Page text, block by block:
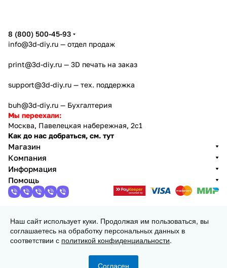
8 (800) 500-45-93
info@3d-diy.ru — отдел продаж
print@3d-diy.ru — 3D печать на заказ
support@3d-diy.ru — тех. поддержка
buh@3d-diy.ru — Бухгалтерия
Мы переехали:
Москва, Павелецкая набережная, 2с1
Как до нас добраться, см. тут
Магазин
Компания
Информация
Помощь
2013 - 2026 © 3DiY (Тридиай) - интернет-магазин
комплектующих для 3D принтеров, ЧПУ станков и
робототехники
Наш сайт использует куки. Продолжая им пользоваться, вы
соглашаетесь на обработку персональных данных в
соответствии с политикой конфиденциальности.
Согласен